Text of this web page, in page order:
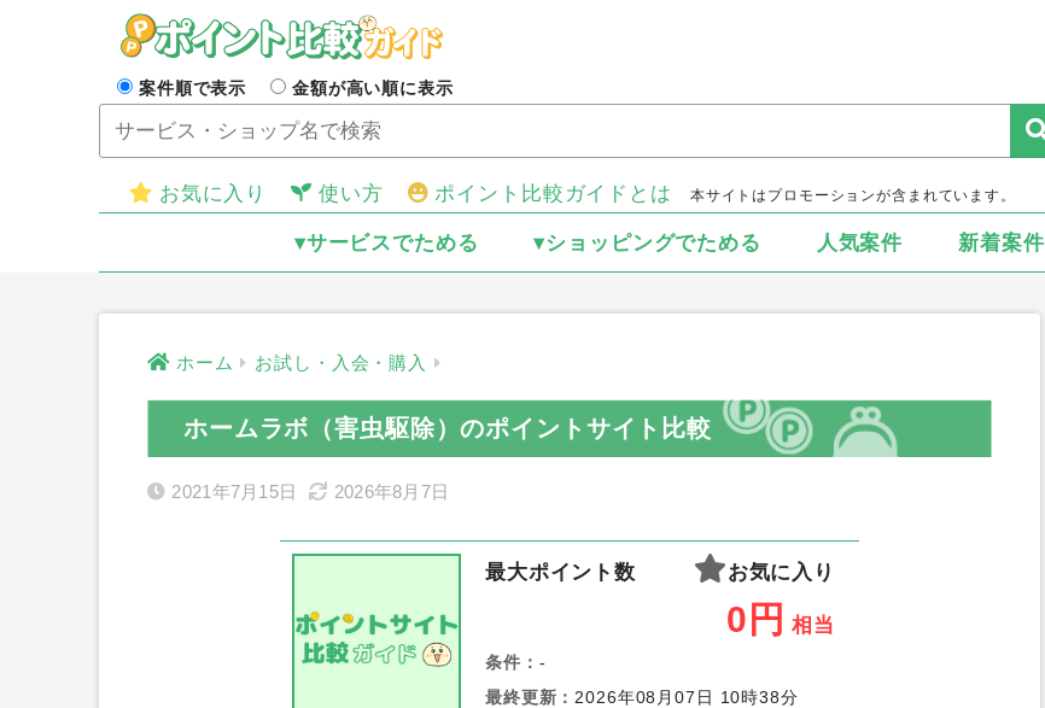
案件順で表示 金額が高い順に表示
お気に入り 使い方 ポイント比較ガイドとは 本サイトはプロモーションが含まれています。
▾サービスでためる ▾ショッピングでためる 人気案件 新着案件
ホーム お試し・入会・購入
ホームラボ（害虫駆除）のポイントサイト比較
2021年7月15日 2026年8月7日
最大ポイント数 お気に入り
0 円 相当
条件： -
最終更新 ： 2026年08月07日 10時38分